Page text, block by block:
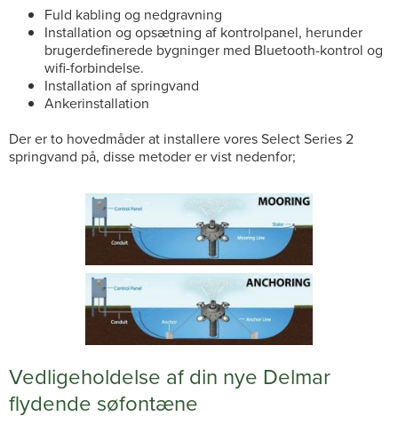
Fuld kabling og nedgravning
Installation og opsætning af kontrolpanel, herunder
brugerdefinerede bygninger med Bluetooth-kontrol og
wifi-forbindelse.
Installation af springvand
Ankerinstallation
Der er to hovedmåder at installere vores Select Series 2
springvand på, disse metoder er vist nedenfor;
Vedligeholdelse af din nye Delmar
flydende søfontæne